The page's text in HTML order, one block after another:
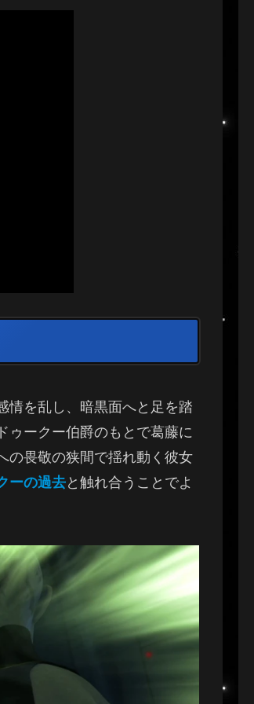
情を乱し、暗黒面へと足を踏
ゥークー伯爵のもとで葛藤に
の畏敬の狭間で揺れ動く彼女
ーの過去と触れ合うことでよ